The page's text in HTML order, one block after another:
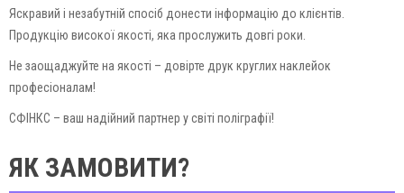
Яскравий і незабутній спосіб донести інформацію до клієнтів.
Продукцію високої якості, яка прослужить довгі роки.
Не заощаджуйте на якості – довірте друк круглих наклейок
професіоналам!
СФІНКС – ваш надійний партнер у світі поліграфії!
ЯК ЗАМОВИТИ?